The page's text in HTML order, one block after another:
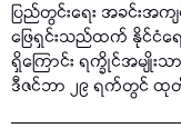
ပြည်တွင်းရေး အခင်းအကျင်
ဖြေရှင်းသည်ထက် နိုင်ငံရေး
ရှိကြောင်း ရက္ခိုင်အမျိုး
ဒီဇင်ဘာ ၂၉ ရက်တွင်